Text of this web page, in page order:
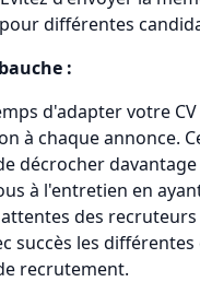
différentes
:
d'adapter votre
à chaque annonce.
décrocher
à l'entretien en
des recruteurs
succès les
recrutement.